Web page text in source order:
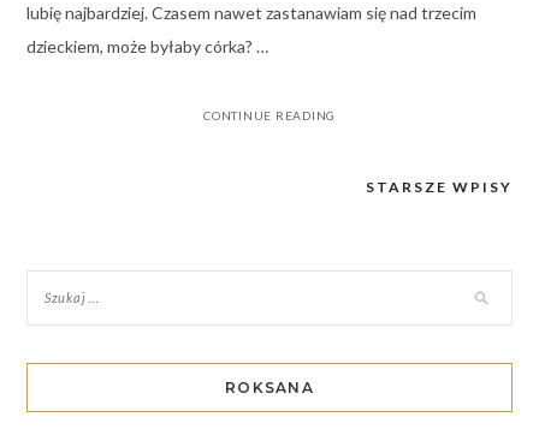
lubię najbardziej. Czasem nawet zastanawiam się nad trzecim
dzieckiem, może byłaby córka? …
CONTINUE READING
wpisach
STARSZE WPISY
ROKSANA